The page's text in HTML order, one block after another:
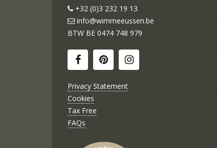
+32 (0)3 232 19 13
info@wimmeeussen.be
BTW BE 0474 748 979
Privacy Statement
Cookies
Tax Free
FAQs